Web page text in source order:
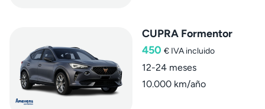
CUPRA Formentor
450 € IVA incluido
12-24 meses
10.000 km/año